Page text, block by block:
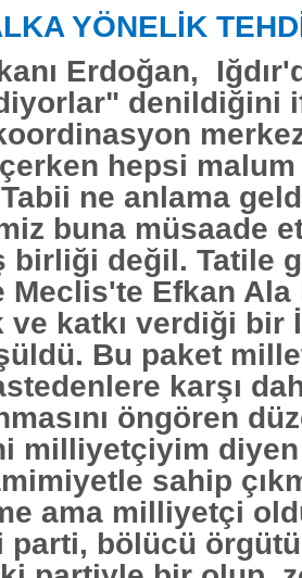
YÖNELİK
Erdoğan,
denildiğini
hepsi malum
ne anlama
buna müsaade
birliği değil. Tatile
Meclis'te Efkan
ve katkı verdiği bir
Bu paket
karşı
öngören
milliyetçiyim
sahip
ama milliyetçi
parti, bölücü